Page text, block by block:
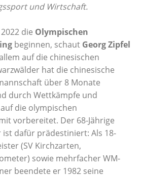
und Wirtschaft.
die Olympischen
beginnen, schaut Georg Zipfel
auf die chinesischen
hat die chinesische
über 8 Monate
durch Wettkämpfe und
die olympischen
vorbereitet. Der 68-Jährige
dafür prädestiniert: Als 18-
(SV Kirchzarten,
sowie mehrfacher WM-
beendete er 1982 seine